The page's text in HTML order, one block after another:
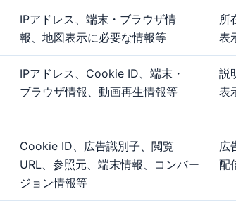
IPアドレス、端末・ブラウザ情
報、地図表⽰に必要な情報等
所
表
IPアドレス、Cookie ID、端末・
ブラウザ情報、動画再⽣情報等
説
表
Cookie ID、広告識別⼦、閲覧
URL、参照元、端末情報、コンバー
ジョン情報等
広
配